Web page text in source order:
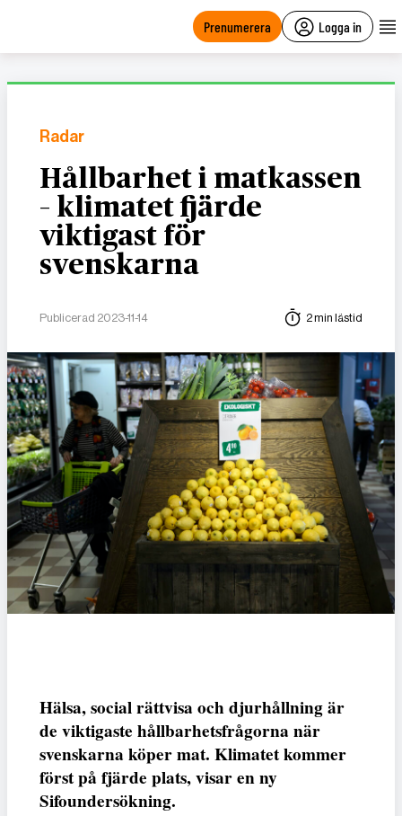
Prenumerera Logga in
Radar
Hållbarhet i matkassen
– klimatet fjärde
viktigast för
svenskarna
Publicerad 2023-11-14 2 min lästid
Hälsa, social rättvisa och djurhållning är
de viktigaste hållbarhetsfrågorna när
svenskarna köper mat. Klimatet kommer
först på fjärde plats, visar en ny
Sifoundersökning.